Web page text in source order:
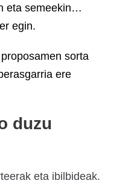
eta semeekin…
egin.
sorta
ere
duzu
eta ibilbideak.